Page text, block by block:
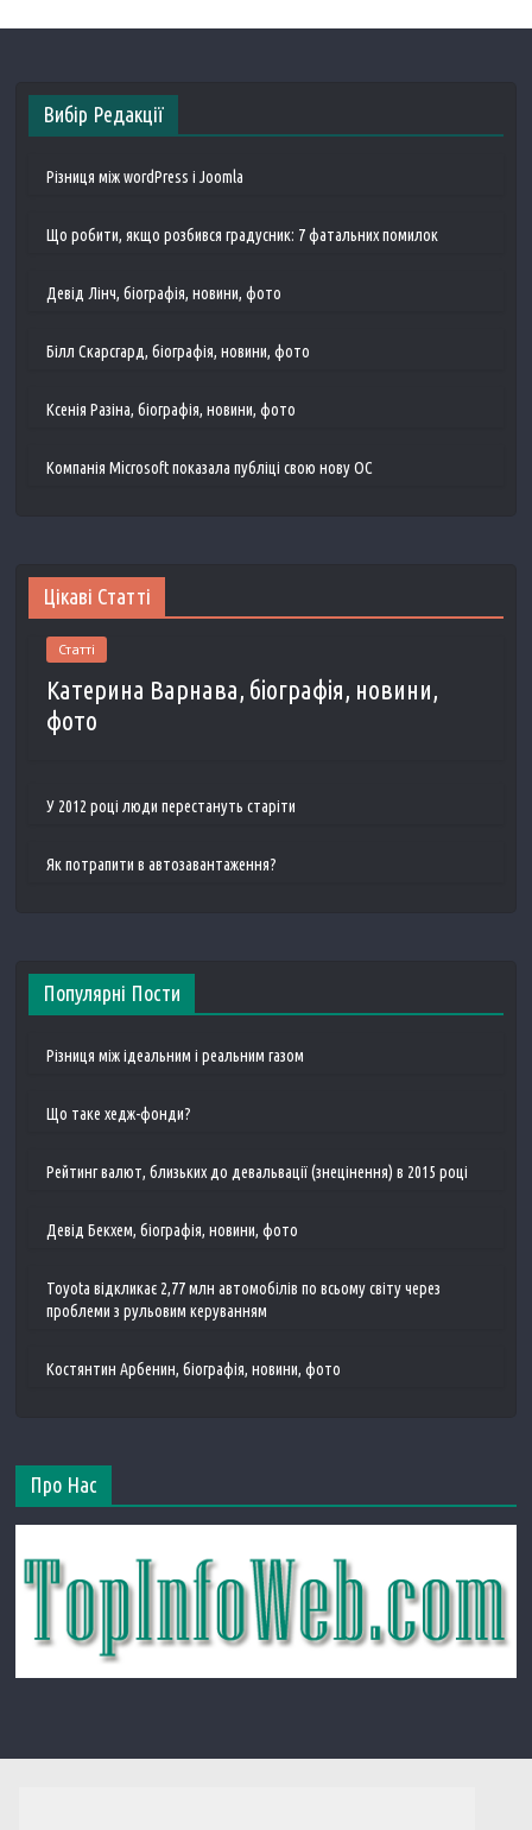
Вибір Редакції
Різниця між wordPress і Joomla
Що робити, якщо розбився градусник: 7 фатальних помилок
Девід Лінч, біографія, новини, фото
Білл Скарсгард, біографія, новини, фото
Ксенія Разіна, біографія, новини, фото
Компанія Microsoft показала публіці свою нову ОС
Цікаві Статті
Статті
Катерина Варнава, біографія, новини,
фото
У 2012 році люди перестануть старіти
Як потрапити в автозавантаження?
Популярні Пости
Різниця між ідеальним і реальним газом
Що таке хедж-фонди?
Рейтинг валют, близьких до девальвації (знецінення) в 2015 році
Девід Бекхем, біографія, новини, фото
Toyota відкликає 2,77 млн ​​автомобілів по всьому світу через
проблеми з рульовим керуванням
Костянтин Арбенин, біографія, новини, фото
Про Нас